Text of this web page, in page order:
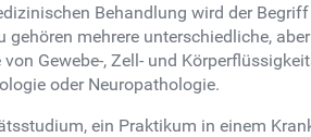
Behandlung wird der
mehrere unterschiedliche,
Gewebe-, Zell- und
oder Neuropathologie.
ein Praktikum in einem